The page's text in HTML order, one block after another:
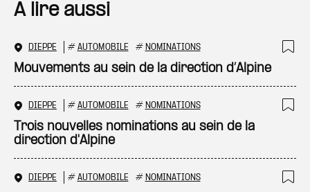
A lire aussi
DIEPPE # AUTOMOBILE # NOMINATIONS
Mouvements au sein de la direction d’Alpine
DIEPPE # AUTOMOBILE # NOMINATIONS
Trois nouvelles nominations au sein de la
direction d'Alpine
DIEPPE # AUTOMOBILE # NOMINATIONS